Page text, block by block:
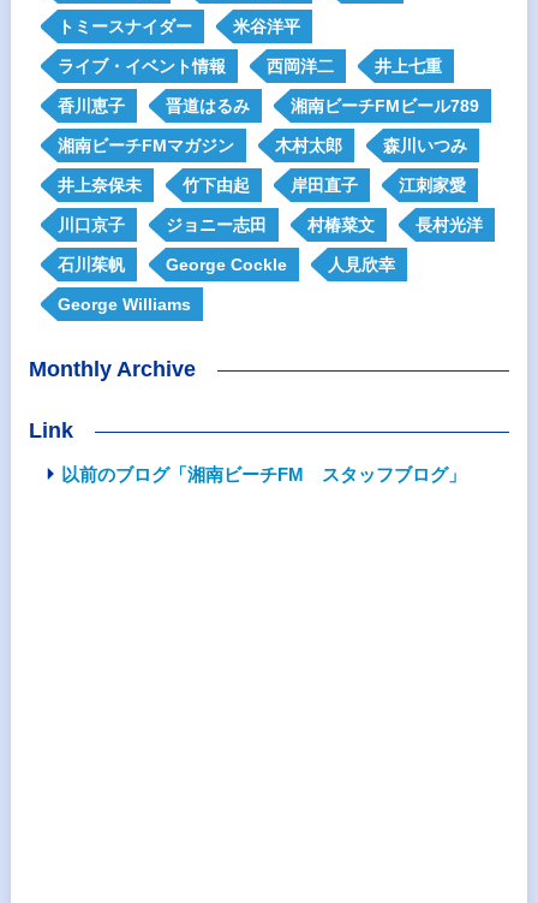
トミースナイダー 米谷洋平
ライブ・イベント情報 西岡洋二 井上七重
香川恵子 晋道はるみ 湘南ビーチFMビール789
湘南ビーチFMマガジン 木村太郎 森川いつみ
井上奈保未 竹下由起 岸田直子 江刺家愛
川口京子 ジョニー志田 村椿菜文 長村光洋
石川茱帆 George Cockle 人見欣幸
George Williams
Monthly Archive
Link
以前のブログ「湘南ビーチFM スタッフブログ」